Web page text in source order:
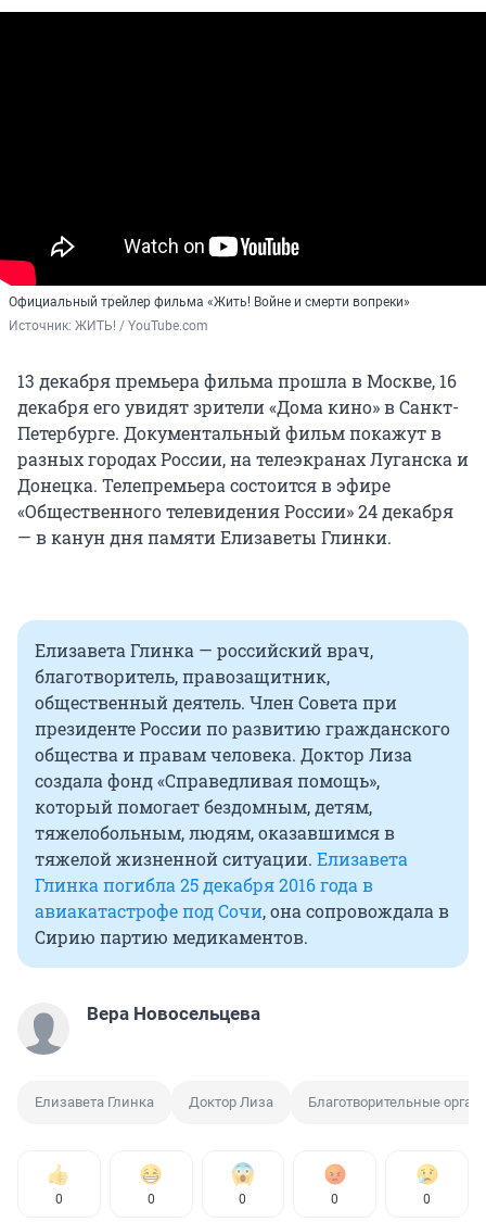
Официальный трейлер фильма «Жить! Войне и смерти вопреки»
Источник: ЖИТЬ! / YouTube.com
13 декабря премьера фильма прошла в Москве, 16
декабря его увидят зрители «Дома кино» в Санкт-
Петербурге. Документальный фильм покажут в
разных городах России, на телеэкранах Луганска и
Донецка. Телепремьера состоится в эфире
«Общественного телевидения России» 24 декабря
— в канун дня памяти Елизаветы Глинки.
Елизавета Глинка — российский врач,
благотворитель, правозащитник,
общественный деятель. Член Совета при
президенте России по развитию гражданского
общества и правам человека. Доктор Лиза
создала фонд «Справедливая помощь»,
который помогает бездомным, детям,
тяжелобольным, людям, оказавшимся в
тяжелой жизненной ситуации. Елизавета
Глинка погибла 25 декабря 2016 года в
авиакатастрофе под Сочи, она сопровождала в
Сирию партию медикаментов.
Вера Новосельцева
Елизавета Глинка Доктор Лиза Благотворительные
0 0 0 0 0